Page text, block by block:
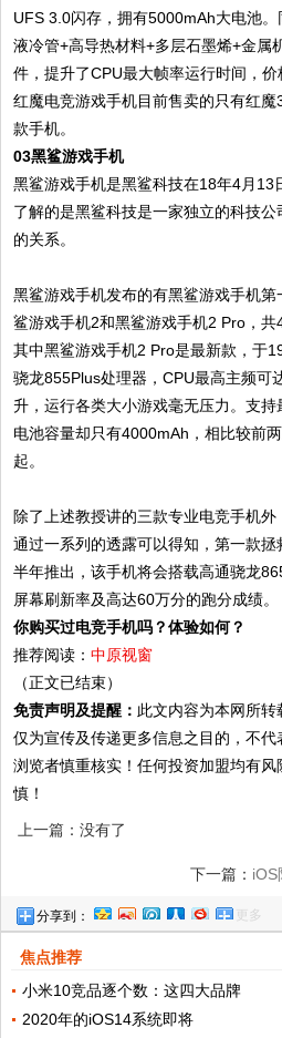
UFS 3.0闪存，拥有5000mAh大电池
液冷管+高导热材料+多层石墨烯+金属
件，提升了CPU最大帧率运行时间，价
红魔电竞游戏手机目前售卖的只有红
款手机。
03黑鲨游戏手机
黑鲨游戏手机是黑鲨科技在18年4月13
了解的是黑鲨科技是一家独立的科技
的关系。
黑鲨游戏手机发布的有黑鲨游戏手机
鲨游戏手机2和黑鲨游戏手机2 Pro，共
其中黑鲨游戏手机2 Pro是最新款，于
骁龙855Plus处理器，CPU最高主频可
升，运行各类大小游戏毫无压力。支
电池容量却只有4000mAh，相比较前
起。
除了上述教授讲的三款专业电竞手机外
通过一系列的透露可以得知，第一款
半年推出，该手机将会搭载高通骁龙
屏幕刷新率及高达60万分的跑分成绩。
你购买过电竞手机吗？体验如何？
推荐阅读：中原视窗
（正文已结束）
免责声明及提醒： 此文内容为本网所
仅为宣传及传递更多信息之目的，不
浏览者慎重核实！任何投资加盟均有
慎！
上一篇：没有了
下一篇：
分享到： 更多
焦点推荐
小米10竞品逐个数：这四大品牌
2020年的iOS14系统即将